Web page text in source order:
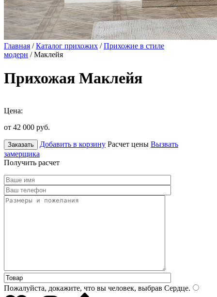
Главная /Каталог прихожих /Прихожие в стиле
модерн / Маклейя
Прихожая Маклейя
Цена:
от 42 000 руб.
Заказать Добавить в корзину Расчет цены Вызвать
замерщика
Получить расчет
Пожалуйста, докажите, что вы человек, выбрав Сердце.